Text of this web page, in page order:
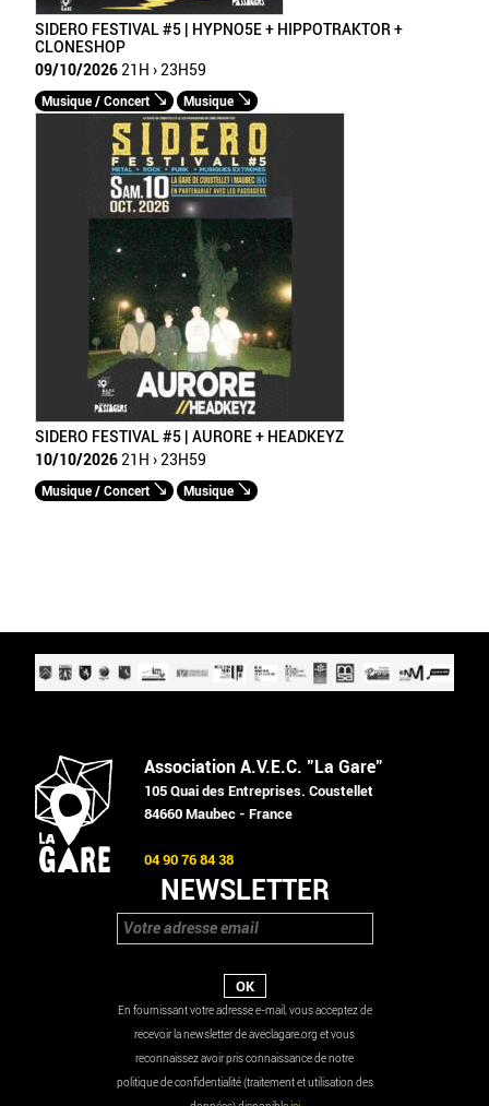
SIDERO FESTIVAL #5 | HYPNO5E + HIPPOTRAKTOR +
CLONESHOP
09/10/2026 21H › 23H59
Musique / Concert Musique
SIDERO FESTIVAL #5 | AURORE + HEADKEYZ
10/10/2026 21H › 23H59
Musique / Concert Musique
Association A.V.E.C. "La Gare"
105 Quai des Entreprises. Coustellet
84660 Maubec - France
04 90 76 84 38
NEWSLETTER
En fournissant votre adresse e-mail, vous acceptez de
recevoir la newsletter de aveclagare.org et vous
reconnaissez avoir pris connaissance de notre
politique de confidentialité (traitement et utilisation des